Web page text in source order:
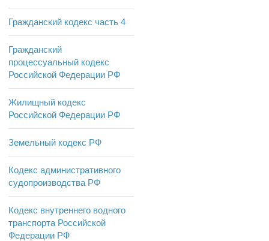
Гражданский кодекс часть 4
Гражданский
процессуальный кодекс
Российской Федерации РФ
Жилищный кодекс
Российской Федерации РФ
Земельный кодекс РФ
Кодекс административного
судопроизводства РФ
Кодекс внутреннего водного
транспорта Российской
Федерации РФ